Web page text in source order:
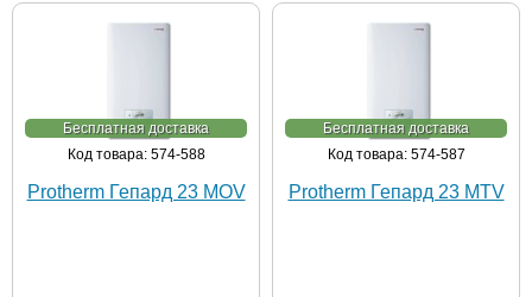
Бесплатная доставка
Код товара: 574-588
Protherm Гепард 23 MOV
Бесплатная доставка
Код товара: 574-587
Protherm Гепард 23 MTV